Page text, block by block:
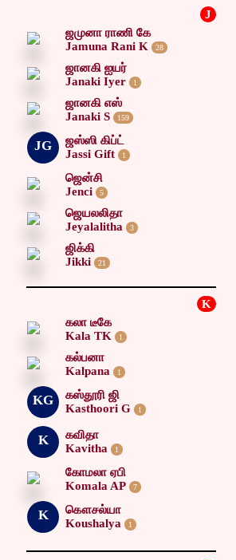
J
ஜமுனா ராணி கே
Jamuna Rani K
28
ஜானகி ஐயர்
Janaki Iyer
1
ஜானகி எஸ்
Janaki S
159
JG
ஜஸ்ஸி கிப்ட்
Jassi Gift
1
ஜென்சி
Jenci
5
ஜெயலலிதா
Jeyalalitha
3
ஜிக்கி
Jikki
21
K
கலா டீகே
Kala TK
1
கல்பனா
Kalpana
1
KG
கஸ்தூரி ஜி
Kasthoori G
1
K
கவிதா
Kavitha
1
கோமலா ஏபி
Komala AP
7
K
கௌசல்யா
Koushalya
1